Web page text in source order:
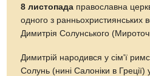
8 листопада православна
одного з ранньохристиянських
Димитрія Солунського
Димитрій народився у сім'ї
Солунь (нині Салоніки в Греції)